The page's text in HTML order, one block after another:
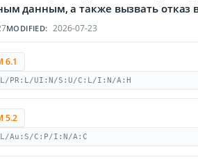
данным, а также вызвать отказ
MODIFIED: 2026-07-23
6.1
PR:L/UI:N/S:U/C:L/I:N/A:H
5.2
Au:S/C:P/I:N/A:C